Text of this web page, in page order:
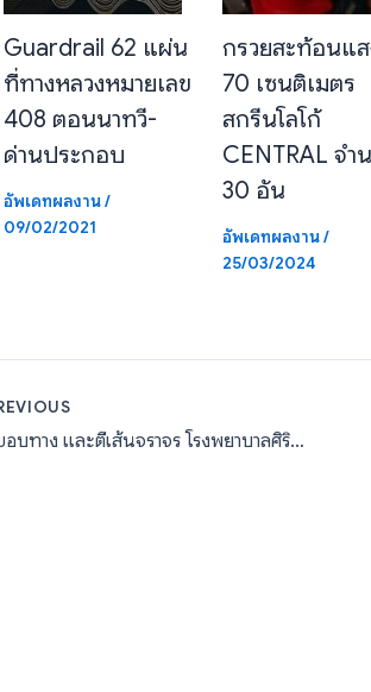
Guardrail 62 แผ่น
ที่ทางหลวงหมายเลข
408 ตอนนาทวี-
ด่านประกอบ
อัพเดทผลงาน/
09/02/2021
กรวยสะท้อนแส
70 เซนติเมตร
สกรีนโลโก้
CENTRAL จำ
30 อัน
อัพเดทผลงาน/
25/03/2024
ทาสีขอบทาง และตีเส้นจราจร โรงพยาบาลศิริราชปิยมหาราชการุณย์